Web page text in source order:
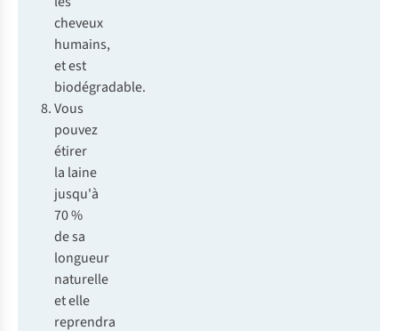
cheveux
humains,
et est
biodégradable.
Vous
pouvez
étirer
la laine
jusqu'à
70 %
de sa
longueur
naturelle
et elle
reprendra